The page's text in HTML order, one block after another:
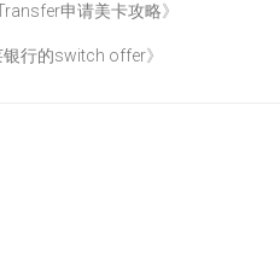
申请美卡攻略》
银行的switch offer》